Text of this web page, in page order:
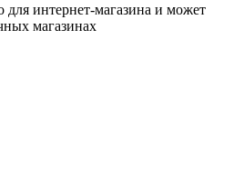
для интернет-магазина и может
магазинах